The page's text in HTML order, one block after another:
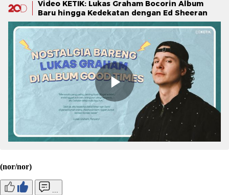
Video KETIK: Lukas Graham Bocorin Album
Baru hingga Kedekatan dengan Ed Sheeran
(nor/nor)
...